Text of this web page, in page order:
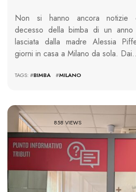
Non si hanno ancora notizie
decesso della bimba di un
lasciata dalla madre Alessia
giorni in casa a Milano da sola.
TAGS: #BIMBA #MILANO
858 VIEWS